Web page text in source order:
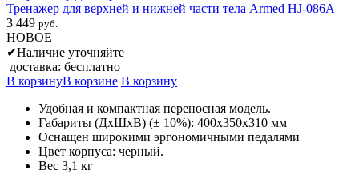
Тренажер для верхней и нижней части тела Armed HJ-086A
3 449 руб.
НОВОЕ
✔Наличие уточняйте
доставка: бесплатно
В корзинуВ корзине В корзину
Удобная и компактная переносная модель.
Габариты (ДхШхВ) (± 10%): 400х350х310 мм
Оснащен широкими эргономичными педалями
Цвет корпуса: черный.
Вес 3,1 кг